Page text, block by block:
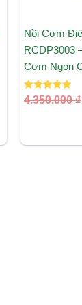
Nồi Cơm
RCDP3003
Cơm Ngon
Được xếp
hạng
4.350.000₫